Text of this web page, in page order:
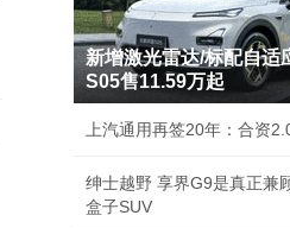
新增激光雷达/标配自适
S05售11.59万起
上汽通用再签20年：合资
绅士越野 享界G9是真正兼
盒子SUV